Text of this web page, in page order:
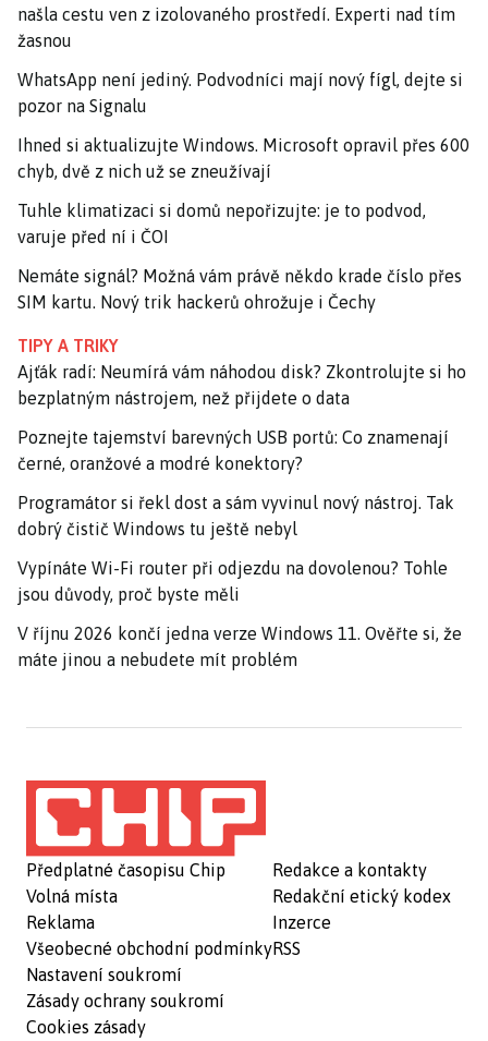
našla cestu ven z izolovaného prostředí. Experti nad tím
žasnou
WhatsApp není jediný. Podvodníci mají nový fígl, dejte si
pozor na Signalu
Ihned si aktualizujte Windows. Microsoft opravil přes 600
chyb, dvě z nich už se zneužívají
Tuhle klimatizaci si domů nepořizujte: je to podvod,
varuje před ní i ČOI
Nemáte signál? Možná vám právě někdo krade číslo přes
SIM kartu. Nový trik hackerů ohrožuje i Čechy
TIPY A TRIKY
Ajťák radí: Neumírá vám náhodou disk? Zkontrolujte si ho
bezplatným nástrojem, než přijdete o data
Poznejte tajemství barevných USB portů: Co znamenají
černé, oranžové a modré konektory?
Programátor si řekl dost a sám vyvinul nový nástroj. Tak
dobrý čistič Windows tu ještě nebyl
Vypínáte Wi-Fi router při odjezdu na dovolenou? Tohle
jsou důvody, proč byste měli
V říjnu 2026 končí jedna verze Windows 11. Ověřte si, že
máte jinou a nebudete mít problém
Předplatné časopisu Chip
Volná místa
Reklama
Všeobecné obchodní podmínky
Nastavení soukromí
Zásady ochrany soukromí
Cookies zásady
Redakce a kontakty
Redakční etický kodex
Inzerce
RSS